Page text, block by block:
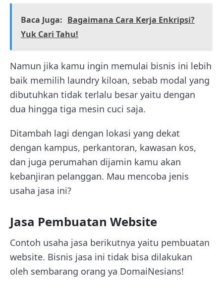
Baca Juga: Bagaimana Cara Kerja Enkripsi?
Yuk Cari Tahu!
Namun jika kamu ingin memulai bisnis ini lebih
baik memilih laundry kiloan, sebab modal yang
dibutuhkan tidak terlalu besar yaitu dengan
dua hingga tiga mesin cuci saja.
Ditambah lagi dengan lokasi yang dekat
dengan kampus, perkantoran, kawasan kos,
dan juga perumahan dijamin kamu akan
kebanjiran pelanggan. Mau mencoba jenis
usaha jasa ini?
Jasa Pembuatan Website
Contoh usaha jasa berikutnya yaitu pembuatan
website. Bisnis jasa ini tidak bisa dilakukan
oleh sembarang orang ya DomaiNesians!